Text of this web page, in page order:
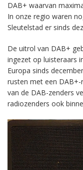
DAB+ waarvan
In onze regio waren
Sleutelstad er sinds
De uitrol van DAB+
ingezet op luisteraars
Europa sinds
rusten met een
van de DAB-zenders
radiozenders ook